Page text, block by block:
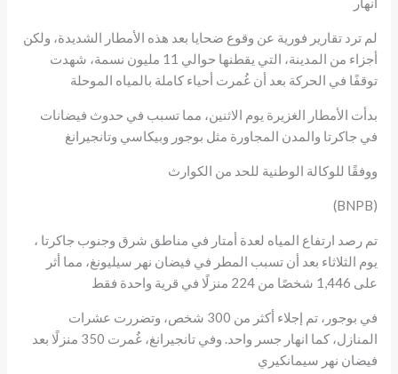
لم ترد تقارير فورية عن وقوع ضحايا بعد هذه الأمطار الشديدة، ولكن
أجزاء من المدينة، التي يقطنها حوالي 11 مليون نسمة، شهدت
توقفًا في الحركة بعد أن غُمرت أحياء كاملة بالمياه الموحلة
بدأت الأمطار الغزيرة يوم الاثنين، مما تسبب في حدوث فيضانات
في جاكرتا والمدن المجاورة مثل بوجور وبيكاسي وتانجيرانغ
ووفقًا للوكالة الوطنية للحد من الكوارث
(BNPB)
، تم رصد ارتفاع المياه لعدة أمتار في مناطق شرق وجنوب جاكرتا
يوم الثلاثاء بعد أن تسبب المطر في فيضان نهر سيليونغ، مما أثر
على 1,446 شخصًا من 224 منزلًا في قرية واحدة فقط
في بوجور، تم إجلاء أكثر من 300 شخص، وتضررت عشرات
المنازل، كما انهار جسر واحد. وفي تانجيرانغ، غُمرت 350 منزلًا بعد
فيضان نهر سيمانكيري